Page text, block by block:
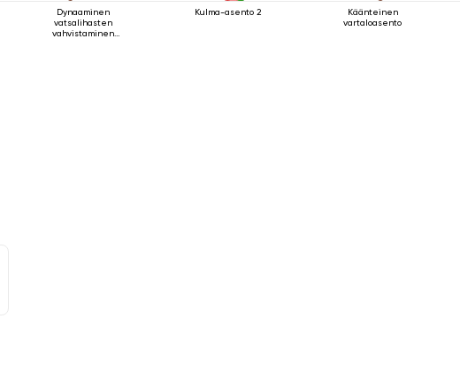
Dynaaminen
vatsalihasten
vahvistaminen
Kulma-asento 2
Käänteinen
vartaloasento